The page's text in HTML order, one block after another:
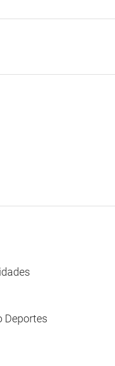
Deportes